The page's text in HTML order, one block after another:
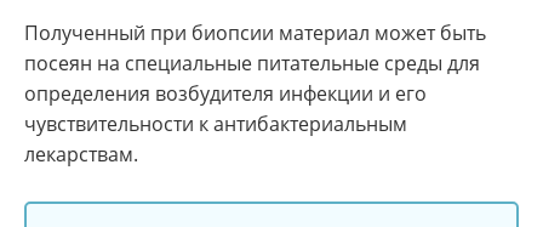
Полученный при биопсии материал может быть
посеян на специальные питательные среды для
определения возбудителя инфекции и его
чувствительности к антибактериальным
лекарствам.